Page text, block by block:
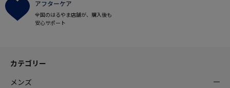
アフターケア
全国のはるやま店舗が、購入後も
安心サポート
カテゴリー
メンズ